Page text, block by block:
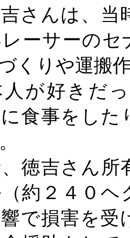
さんは、
ーサーのセ
くりや運搬
人が好きだ
食事をし
徳吉さん所
約２４０
で損害を